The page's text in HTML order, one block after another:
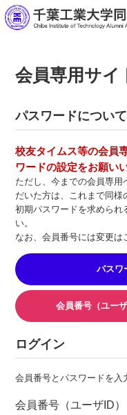
会員専用サイ
パスワードについて
校友タイムス等の会員
ワードの設定をお願い
ただし、今までの会員専
だいた方は、これまで同様
初期パスワードを求められ
い。
なお、会員番号には変更は
パスワ
会員番号（ユー
ログイン
会員番号とパスワードを入
会員番号（ユーザID）